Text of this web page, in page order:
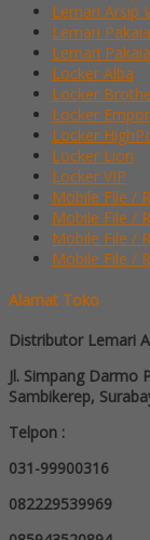
Lemari Arsip
Lemari
Lemari
Locker Alba
Locker
Locker
Locker
Locker Lion
Locker VIP
Mobile File /
Mobile File /
Mobile File /
Mobile File /
Alamat Toko
Distributor Lemari
Jl. Simpang Darmo
Sambikerep,
Telpon :
031-99900316
082229539969